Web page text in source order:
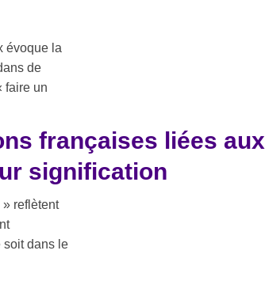
évoque la
de
faire un
françaises liées aux
signification
reflètent
soit dans le